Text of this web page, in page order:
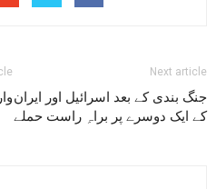
وارڈ
Next article
جنگ بندی کے بعد اسرائیل اور ایران
کے ایک دوسرے پر براہِ راست حملے